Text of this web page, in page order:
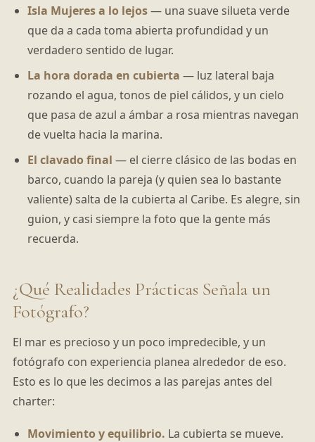
Isla Mujeres a lo lejos— una suave silueta verde
que da a cada toma abierta profundidad y un
verdadero sentido de lugar.
La hora dorada en cubierta — luz lateral baja
rozando el agua, tonos de piel cálidos, y un cielo
que pasa de azul a ámbar a rosa mientras navegan
de vuelta hacia la marina.
El clavado final — el cierre clásico de las bodas en
barco, cuando la pareja (y quien sea lo bastante
valiente) salta de la cubierta al Caribe. Es alegre, sin
guion, y casi siempre la foto que la gente más
recuerda.
¿Qué Realidades Prácticas Señala un
Fotógrafo?
El mar es precioso y un poco impredecible, y un
fotógrafo con experiencia planea alrededor de eso.
Esto es lo que les decimos a las parejas antes del
charter:
Movimiento y equilibrio. La cubierta se mueve.